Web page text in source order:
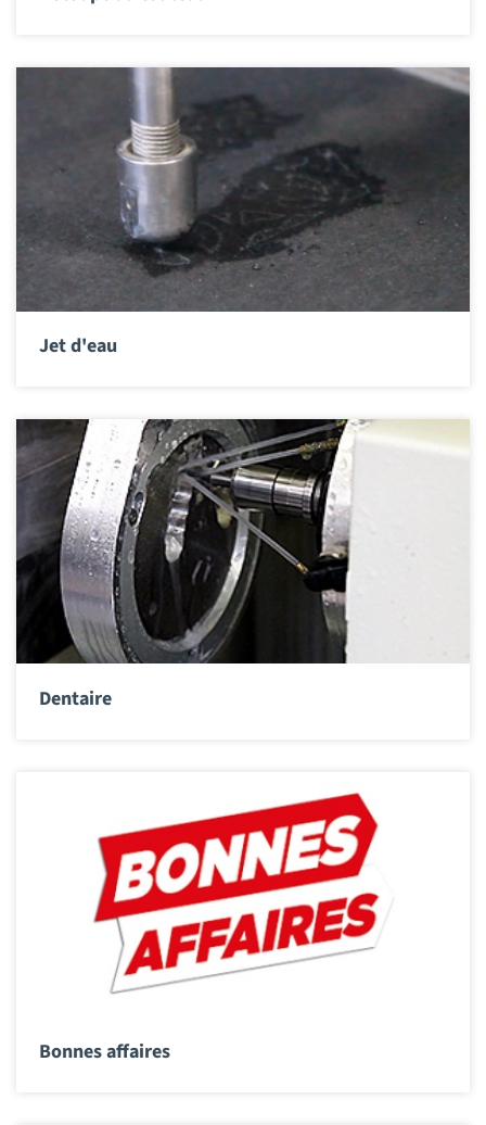
Jet d'eau
Dentaire
Bonnes affaires